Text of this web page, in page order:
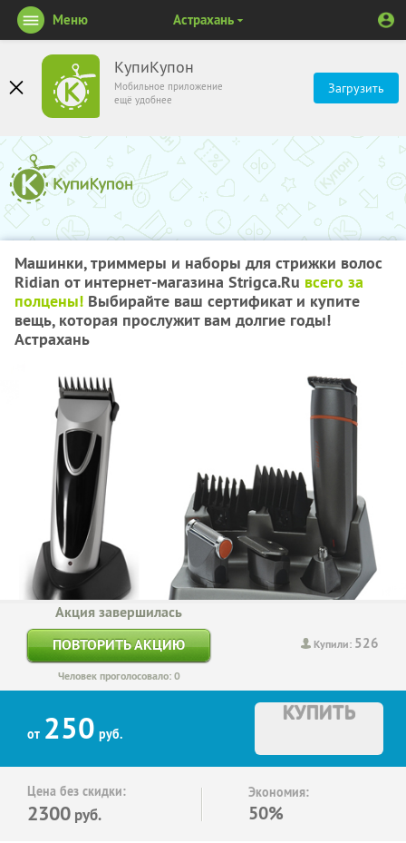
КупиКупон
Мобильное приложение
ещё удобнее
Загрузить
Меню Астрахань
Машинки, триммеры и наборы для стрижки волос
Ridian от интернет-магазина Strigca.Ru всего за
полцены! Выбирайте ваш сертификат и купите
вещь, которая прослужит вам долгие годы!
Астрахань
Купили: 526
Акция завершилась
ПОВТОРИТЬ АКЦИЮ
Человек проголосовало: 0
от 250 руб.
КУПИТЬ
Цена без скидки:
2300 руб.
Экономия:
50%